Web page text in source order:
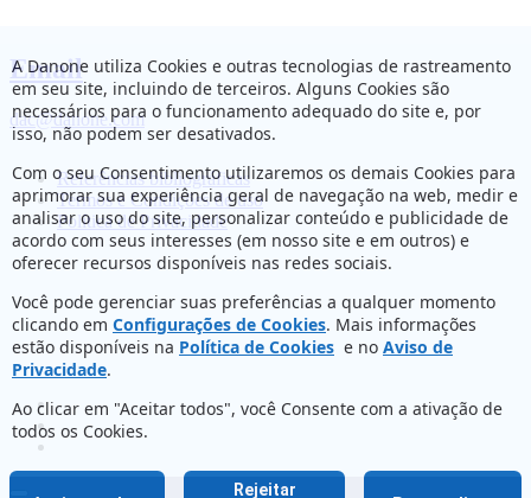
Email
dac@danone.com
Referências bibliográficas
Termos e Condições de uso
Política de Privacidade
A Danone utiliza Cookies e outras tecnologias de rastreamento
em seu site, incluindo de terceiros. Alguns Cookies são
necessários para o funcionamento adequado do site e, por
isso, não podem ser desativados.
Com o seu Consentimento utilizaremos os demais Cookies para
aprimorar sua experiência geral de navegação na web, medir e
analisar o uso do site, personalizar conteúdo e publicidade de
acordo com seus interesses (em nosso site e em outros) e
oferecer recursos disponíveis nas redes sociais.
Você pode gerenciar suas preferências a qualquer momento
clicando em Configurações de Cookies. Mais informações
estão disponíveis na Política de Cookies e no Aviso de
Privacidade.
Ao clicar em "Aceitar todos", você Consente com a ativação de
todos os Cookies.
Rejeitar